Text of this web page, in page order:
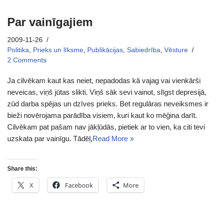
Par vainīgajiem
2009-11-26
Politika, Prieks un līksme, Publikācijas, Sabiedrība, Vēsture
2 Comments
Ja cilvēkam kaut kas neiet, nepadodas kā vajag vai vienkārši
neveicas, viņš jūtas slikti. Viņš sāk sevi vainot, slīgst depresijā,
zūd darba spējas un dzīves prieks. Bet regulāras neveiksmes ir
bieži novērojama parādība visiem, kuri kaut ko mēģina darīt.
Cilvēkam pat pašam nav jākļūdās, pietiek ar to vien, ka citi tevi
uzskata par vainīgu. Tādēļ,Read More »
Share this:
X Facebook More